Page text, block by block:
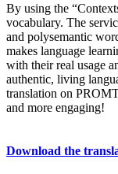
By using the
vocabulary. The
and polysemantic
makes language
with their real usage
authentic, living
translation on
and more engaging!
Download the